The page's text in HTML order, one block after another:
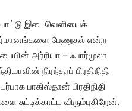
இடைவெளியைக்
பேணுதல் என்ற
அர்ரியா – ஃபார்முலா
நிரந்தரப் பிரதிநிதி
பாகிஸ்தான் பிரதிநிதி
சுட்டிக்காட்ட விரும்புகிறேன்.